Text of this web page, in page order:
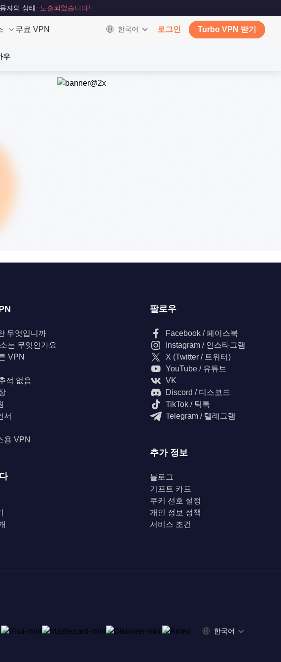
자의 상태: 노출되었습니다!
무료 VPN 한국어 로그인 Turbo VPN 받기
우
무엇입니까
는 무엇인가요
VPN
적 없음
서
용 VPN
팔로우
Facebook / 페이스북
Instagram / 인스타그램
X (Twitter / 트위터)
YouTube / 유튜브
VK
Discord / 디스코드
TikTok / 틱톡
Telegram / 텔레그램
추가 정보
블로그
기프트 카드
쿠키 선호 설정
개인 정보 정책
서비스 조건
한국어